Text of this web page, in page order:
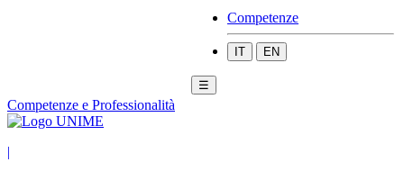
Competenze
IT EN
☰
Competenze e Professionalità
|